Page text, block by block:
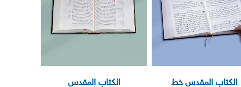
الكتاب المقدس خط
الكتاب المقدس